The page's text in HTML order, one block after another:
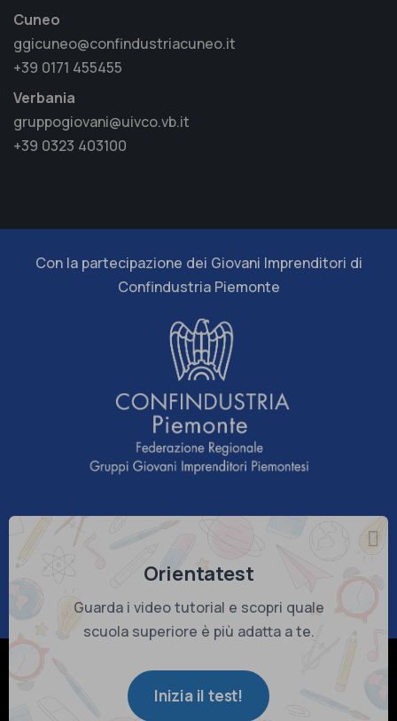
Cuneo
ggicuneo@confindustriacuneo.it
+39 0171 455455
Verbania
gruppogiovani@uivco.vb.it
+39 0323 403100
Con la partecipazione dei Giovani Imprenditori di
Confindustria Piemonte
Sponsor tecnico
© Copyright 2026 Confindustria Piemonte - C.F. 80082290018
Company Info
Privacy Policy Cookie Policy -
Orientatest
Guarda i video tutorial e scopri quale
scuola superiore è più adatta a te.
Inizia il test!